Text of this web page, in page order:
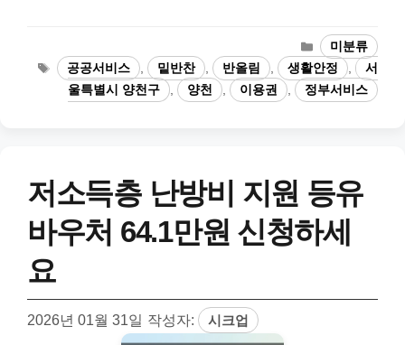
카
테
고
리
미분류
태
그
공공서비스 , 밑반찬 , 반올림 , 생활안정 ,
서
울특별시 양천구
, 양천 , 이용권 , 정부서비스
저소득층 난방비 지원 등유
바우처 64.1만원 신청하세
요
2026년 01월 31일 작성자: 시크업